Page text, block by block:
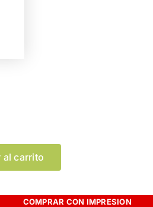
al carrito
COMPRAR CON IMPRESION